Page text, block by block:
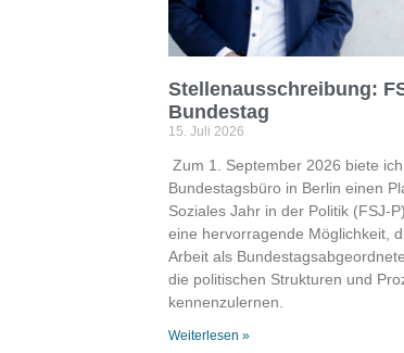
Stellenausschreibung:
Bundestag
15. Juli 2026
Zum 1. September 2026 biete
Bundestagsbüro in Berlin einen
Soziales Jahr in der Politik (FSJ-
eine hervorragende Möglichkeit,
Arbeit als
die politischen Strukturen und
kennenzulernen.
Weiterlesen »